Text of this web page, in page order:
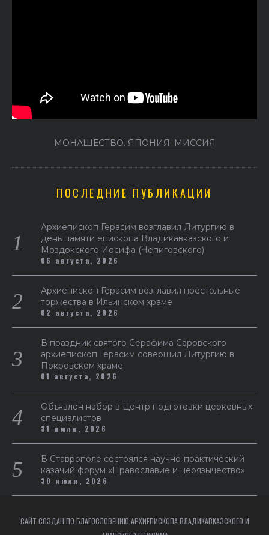
МОНАШЕСТВО. ЯПОНИЯ. МИССИЯ
ПОСЛЕДНИЕ ПУБЛИКАЦИИ
Архиепископ Герасим возглавил Литургию в
день памяти епископа Владикавказского и
Моздокского Иосифа (Чепиговского)
06 августа, 2026
Архиепископ Герасим возглавил престольные
торжества в Ильинском храме
02 августа, 2026
В праздник святого Серафима Саровского
архиепископ Герасим совершил Литургию в
Покровском храме
01 августа, 2026
Объявлен набор в Центр подготовки церковных
специалистов
31 июля, 2026
В Ставрополе состоялся научно-практический
казачий форум «Православие и неоязычество»
30 июля, 2026
САЙТ СОЗДАН ПО БЛАГОСЛОВЕНИЮ АРХИЕПИСКОПА ВЛАДИКАВКАЗСКОГО И